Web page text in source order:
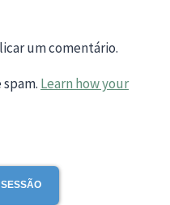
um comentário.
Learn how your
SESSÃO